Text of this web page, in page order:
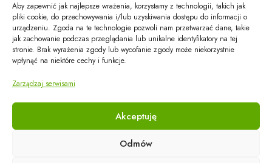
Aby zapewnić jak najlepsze wrażenia, korzystamy z technologii, takich jak
pliki cookie, do przechowywania i/lub uzyskiwania dostępu do informacji o
urządzeniu. Zgoda na te technologie pozwoli nam przetwarzać dane, takie
jak zachowanie podczas przeglądania lub unikalne identyfikatory na tej
stronie. Brak wyrażenia zgody lub wycofanie zgody może niekorzystnie
wpłynąć na niektóre cechy i funkcje.
Zarządzaj serwisami
Akceptuję
Odmów
Montaż i serwis
Realizacje
Kontakt
Numer kontaktowy: